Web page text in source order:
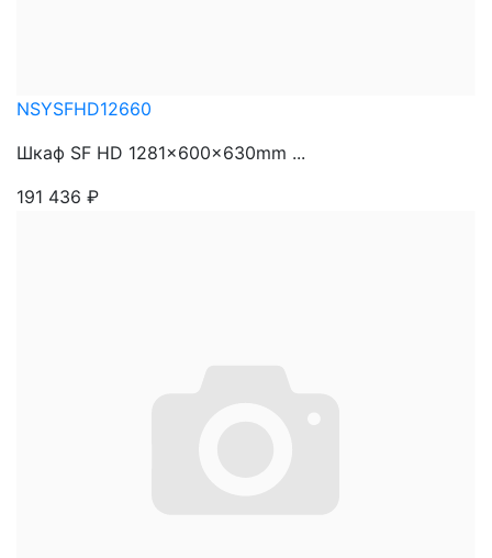
NSYSFHD12660
Шкаф SF HD 1281x600x630mm ...
191 436 ₽